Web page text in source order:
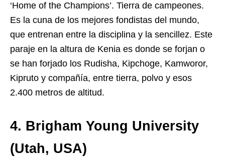
‘Home of the Champions’. Tierra de campeones.
Es la cuna de los mejores fondistas del mundo,
que entrenan entre la disciplina y la sencillez. Este
paraje en la altura de Kenia es donde se forjan o
se han forjado los Rudisha, Kipchoge, Kamworor,
Kipruto y compañía, entre tierra, polvo y esos
2.400 metros de altitud.
4. Brigham Young University
(Utah, USA)